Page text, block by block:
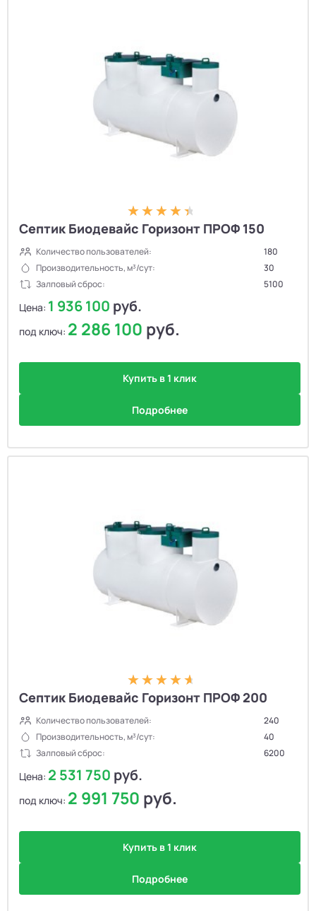
Септик Биодевайс Горизонт ПРОФ 150
Количество пользователей:
180
Производительность, м³/сут:
30
Залповый сброс:
5100
Цена: 1 936 100 руб.
под ключ: 2 286 100 руб.
Купить в 1 клик
Подробнее
Септик Биодевайс Горизонт ПРОФ 200
Количество пользователей:
240
Производительность, м³/сут:
40
Залповый сброс:
6200
Цена: 2 531 750 руб.
под ключ: 2 991 750 руб.
Купить в 1 клик
Подробнее